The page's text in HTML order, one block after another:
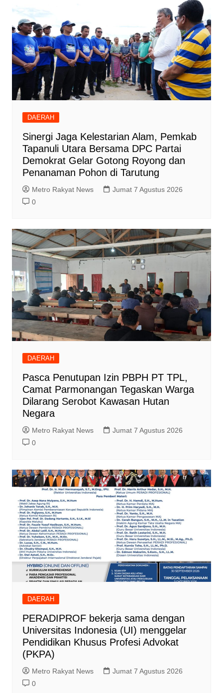
DAERAH
‎Sinergi Jaga Kelestarian Alam, Pemkab
Tapanuli Utara Bersama DPC Partai
Demokrat Gelar Gotong Royong dan
Penanaman Pohon di Tarutung
Metro Rakyat News
Jumat 7 Agustus 2026
0
DAERAH
Pasca Penutupan Izin PBPH PT TPL,
Camat Parmonangan Tegaskan Warga
Dilarang Serobot Kawasan Hutan
Negara
Metro Rakyat News
Jumat 7 Agustus 2026
0
DAERAH
PERADIPROF bekerja sama dengan
Universitas Indonesia (UI) menggelar
Pendidikan Khusus Profesi Advokat
(PKPA)
Metro Rakyat News
Jumat 7 Agustus 2026
0